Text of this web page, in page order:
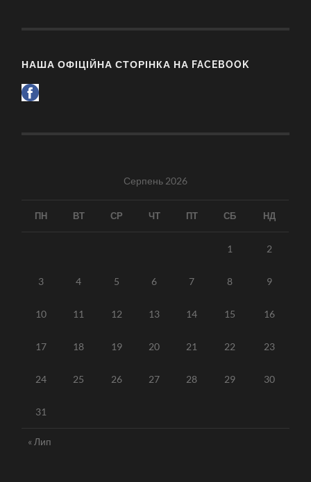
НАША ОФІЦІЙНА СТОРІНКА НА FACEBOOK
Серпень 2026
ПН ВТ СР ЧТ ПТ СБ НД
1 2
3 4 5 6 7 8 9
10 11 12 13 14 15 16
17 18 19 20 21 22 23
24 25 26 27 28 29 30
31
« Лип